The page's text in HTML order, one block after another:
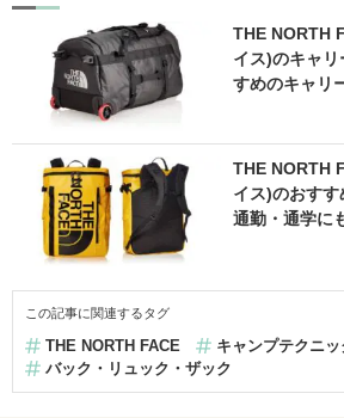
THE NORTH
イス)のキャ
すめのキャリ
THE NORTH
イス)のおす
通勤・通学に
この記事に関連するタグ
THE NORTH FACE
キャンプテクニッ
バック・リュック・ザック